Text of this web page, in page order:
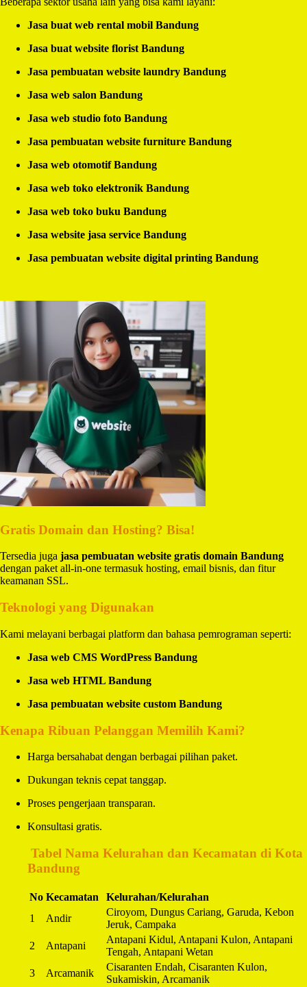
Jasa buat web rental mobil Bandung
Jasa buat website florist Bandung
Jasa pembuatan website laundry Bandung
Jasa web salon Bandung
Jasa web studio foto Bandung
Jasa pembuatan website furniture Bandung
Jasa web otomotif Bandung
Jasa web toko elektronik Bandung
Jasa web toko buku Bandung
Jasa website jasa service Bandung
Jasa pembuatan website digital printing Bandung
Gratis Domain dan Hosting? Bisa!
Tersedia juga jasa pembuatan website gratis domain Bandung
dengan paket all-in-one termasuk hosting, email bisnis, dan fitur
keamanan SSL.
Teknologi yang Digunakan
Kami melayani berbagai platform dan bahasa pemrograman seperti:
Jasa web CMS WordPress Bandung
Jasa web HTML Bandung
Jasa pembuatan website custom Bandung
Kenapa Ribuan Pelanggan Memilih Kami?
Harga bersahabat dengan berbagai pilihan paket.
Dukungan teknis cepat tanggap.
Proses pengerjaan transparan.
Konsultasi gratis.
Tabel Nama Kelurahan dan Kecamatan di Kota
Bandung
No Kecamatan
Kelurahan/Kelurahan
1
Andir
Ciroyom, Dungus Cariang, Garuda, Kebon
Jeruk, Campaka
2
Antapani
Antapani Kidul, Antapani Kulon, Antapani
Tengah, Antapani Wetan
3
Arcamanik
Cisaranten Endah, Cisaranten Kulon,
Sukamiskin, Arcamanik